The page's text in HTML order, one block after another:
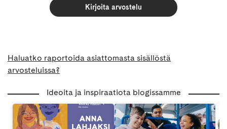
Kirjoita arvostelu
Haluatko raportoida asiattomasta sisällöstä
arvosteluissa?
Ideoita ja inspiraatiota blogissamme